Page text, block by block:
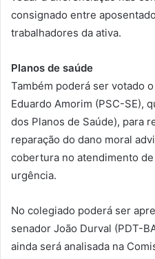
consignado entre
trabalhadores da ativa.
Planos de saúde
Também poderá ser votado
Eduardo Amorim (PSC-SE),
dos Planos de Saúde), para
reparação do dano moral
cobertura no atendimento
urgência.
No colegiado poderá ser
senador João Durval (PDT-
ainda será analisada na